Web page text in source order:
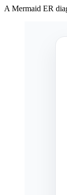
A Mermaid ER